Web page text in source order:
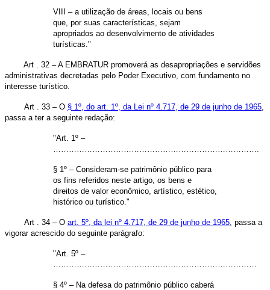
VIII – a utilização de áreas, locais ou bens
que, por suas características, sejam
apropriados ao desenvolvimento de atividades
turísticas."
Art . 32 – A EMBRATUR promoverá as desapropriações e servidões
administrativas decretadas pelo Poder Executivo, com fundamento no
interesse turístico.
Art . 33 – O § 1º, do art. 1º, da Lei nº 4.717, de 29 de junho de 1965
passa a ter a seguinte redação:
"Art. 1º –
§ 1º – Consideram-se patrimônio público para
os fins referidos neste artigo, os bens e
direitos de valor econômico, artístico, estético,
histórico ou turístico."
Art . 34 – O art. 5º, da lei nº 4.717, de 29 de junho de 1965 , passa a
vigorar acrescido do seguinte parágrafo:
"Art. 5º –
§ 4º – Na defesa do patrimônio público caberá